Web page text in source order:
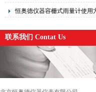
恒奥德仪器容栅式雨量计使用
联系我们 Contat Us